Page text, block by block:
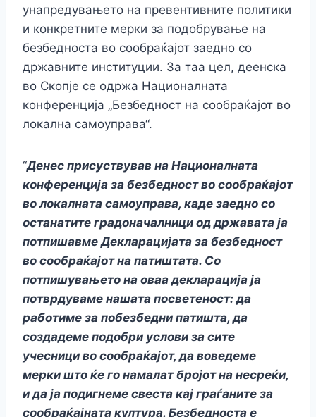
унапредувањето на превентивните политики
и конкретните мерки за подобрување на
безбедноста во сообраќајот заедно со
државните институции. За таа цел, деенска
во Скопје се одржа Националната
конференција „Безбедност на сообраќајот во
локална самоуправа“.
“Денес присуствував на Националната
конференција за безбедност во сообраќајот
во локалната самоуправа, каде заедно со
останатите градоначалници од државата ја
потпишавме Декларацијата за безбедност
во сообраќајот на патиштата. Со
потпишувањето на оваа декларација ја
потврдуваме нашата посветеност: да
работиме за побезбедни патишта, да
создадеме подобри услови за сите
учесници во сообраќајот, да воведеме
мерки што ќе го намалат бројот на несреќи,
и да ја подигнеме свеста кај граѓаните за
сообраќајната култура. Безбедноста е